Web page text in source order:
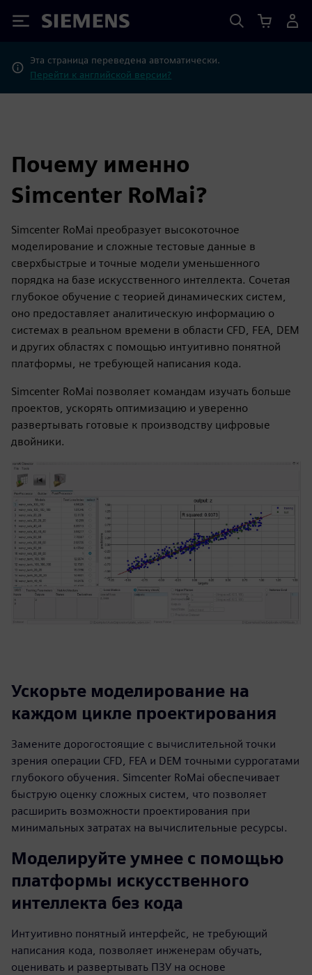
Siemens
Эта страница переведена автоматически.
Перейти к английской версии?
Почему именно
Simcenter RoMai?
Simcenter RoMai преобразует высокоточное
моделирование и сложные тестовые данные в
сверхбыстрые и точные модели уменьшенного
порядка на базе искусственного интеллекта. Сочетая
глубокое обучение с теорией динамических систем,
оно предоставляет аналитическую информацию о
системах в реальном времени в области CFD, FEA, DEM
и других областях с помощью интуитивно понятной
платформы, не требующей написания кода.
Simcenter RoMai позволяет командам изучать больше
проектов, ускорять оптимизацию и уверенно
развертывать готовые к производству цифровые
двойники.
Ускорьте моделирование на
каждом цикле проектирования
Замените дорогостоящие с вычислительной точки
зрения операции CFD, FEA и DEM точными суррогатами
глубокого обучения. Simcenter RoMai обеспечивает
быструю оценку сложных систем, что позволяет
расширить возможности проектирования при
минимальных затратах на вычислительные ресурсы.
Моделируйте умнее с помощью
платформы искусственного
интеллекта без кода
Интуитивно понятный интерфейс, не требующий
написания кода, позволяет инженерам обучать,
оценивать и развертывать ПЗУ на основе